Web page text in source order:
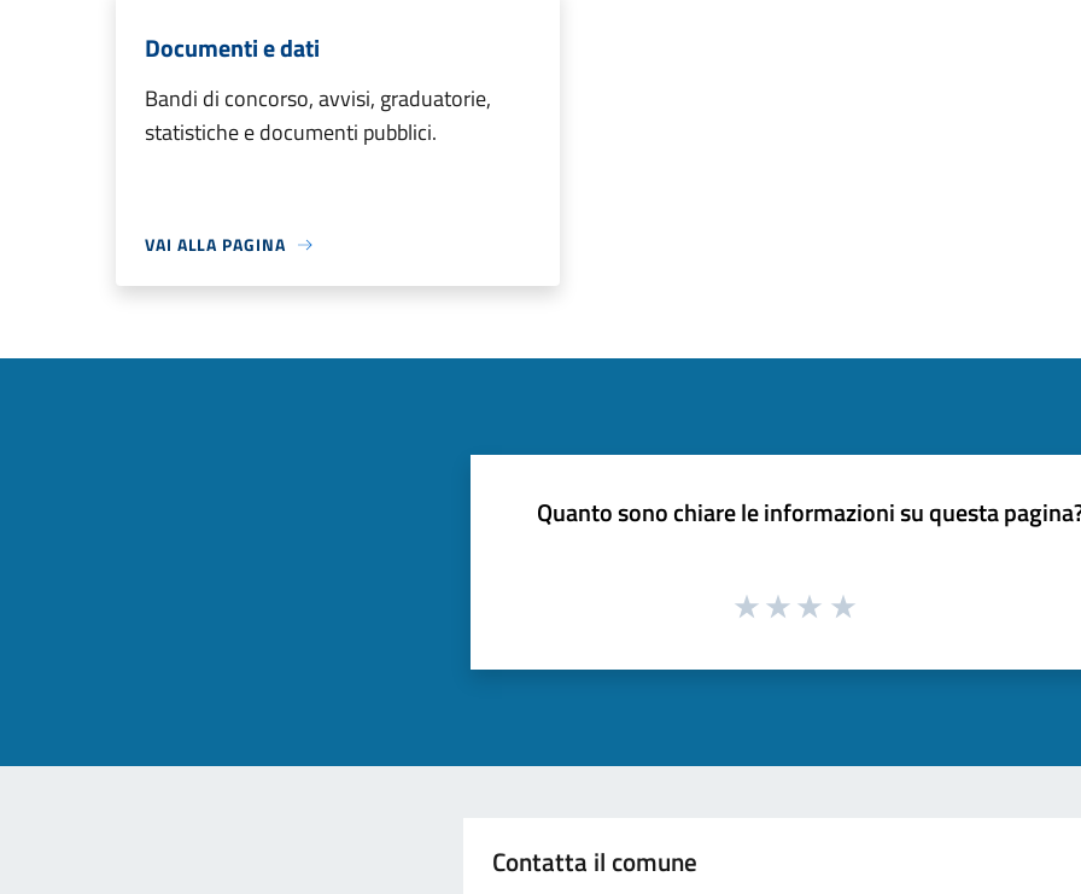
Documenti e dati
Bandi di concorso, avvisi, graduatorie,
statistiche e documenti pubblici.
VAI ALLA PAGINA
Quanto sono chiare le informazioni su questa
Contatta il comune